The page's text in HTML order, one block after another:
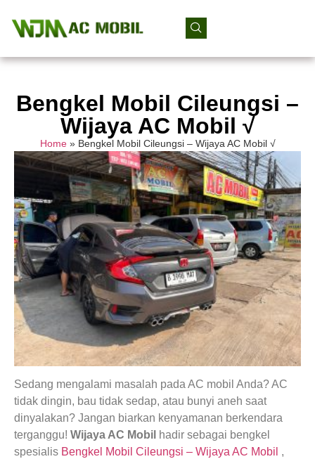
Bengkel Mobil Cileungsi –
Wijaya AC Mobil √
Home» Bengkel Mobil Cileungsi – Wijaya AC Mobil √
Sedang mengalami masalah pada AC mobil Anda? AC
tidak dingin, bau tidak sedap, atau bunyi aneh saat
dinyalakan? Jangan biarkan kenyamanan berkendara
terganggu! Wijaya AC Mobil hadir sebagai bengkel
spesialis Bengkel Mobil Cileungsi – Wijaya AC Mobil ,